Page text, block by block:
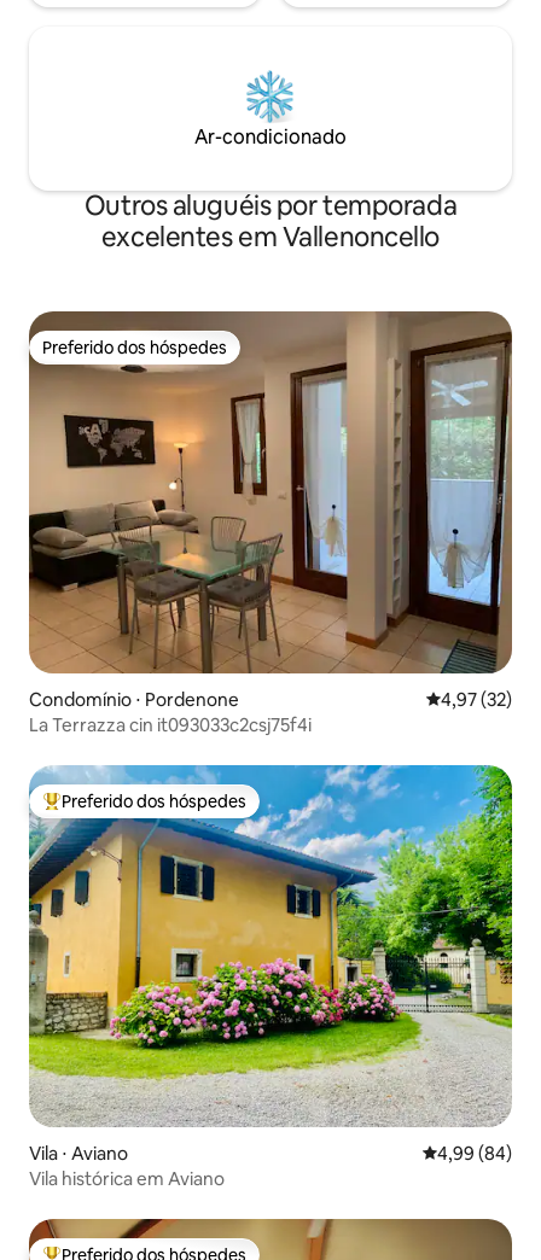
Ar-condicionado
Outros aluguéis por temporada
excelentes em Vallenoncello
Preferido dos hóspedes
Preferido dos hóspedes
Condomínio ⋅ Pordenone 4,97 de uma
4,97 (32)
La Terrazza cin it093033c2csj75f4i
Entre os melhores preferidos dos hóspedes
Preferido dos hóspedes
Vila ⋅ Aviano 4,99 de uma
4,99 (84)
Vila histórica em Aviano
Preferido dos hóspedes